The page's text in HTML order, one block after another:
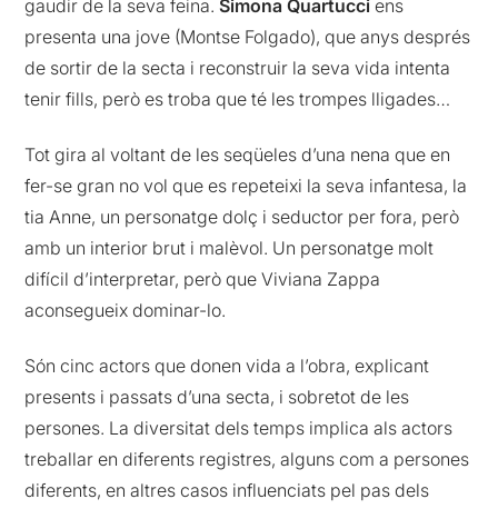
gaudir de la seva feina.Simona Quartucciens
presenta una jove (Montse Folgado), que anys després
de sortir de la secta i reconstruir la seva vida intenta
tenir fills, però es troba que té les trompes lligades…
Tot gira al voltant de les seqüeles d’una nena que en
fer-se gran no vol que es repeteixi la seva infantesa, la
tia Anne, un personatge dolç i seductor per fora, però
amb un interior brut i malèvol. Un personatge molt
difícil d’interpretar, però que Viviana Zappa
aconsegueix dominar-lo.
Són cinc actors que donen vida a l’obra, explicant
presents i passats d’una secta, i sobretot de les
persones. La diversitat dels temps implica als actors
treballar en diferents registres, alguns com a persones
diferents, en altres casos influenciats pel pas dels